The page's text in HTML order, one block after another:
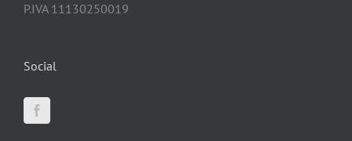
P.IVA 11130250019
Social